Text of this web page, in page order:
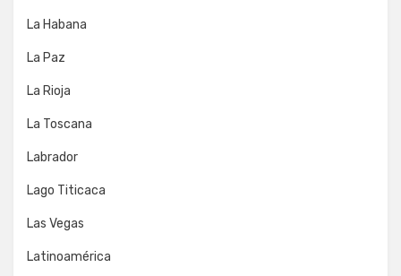
La Habana
La Paz
La Rioja
La Toscana
Labrador
Lago Titicaca
Las Vegas
Latinoamérica